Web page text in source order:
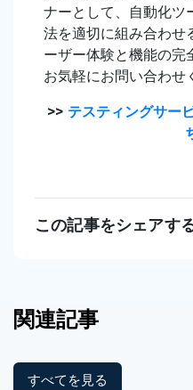
ナーとして、自動化ツ
法を適切に組み合わせ
ーザー体験と機能の完
お気軽にお問い合わせ
>> テスティングサー
この記事をシェアす
関連記事
すべてを見る